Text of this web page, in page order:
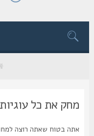
מחק את כל עוגיות
אתה בטוח שאתה רוצה למחוק